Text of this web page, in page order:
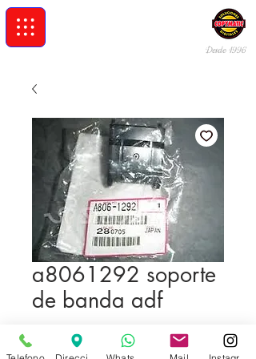
Desde 1996
a8061292 soporte
de banda adf
Cantidad *